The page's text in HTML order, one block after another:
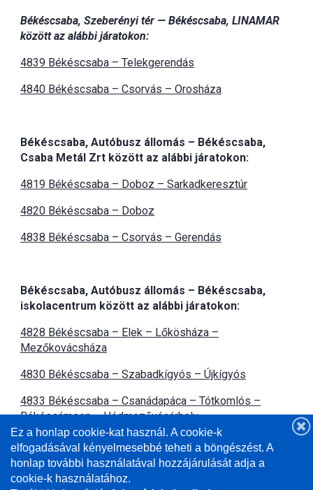
Békéscsaba, Szeberényi tér — Békéscsaba, LINAMAR
között az alábbi járatokon:
4839 Békéscsaba – Telekgerendás
4840 Békéscsaba – Csorvás – Orosháza
Békéscsaba, Autóbusz állomás – Békéscsaba,
Csaba Metál Zrt között az alábbi járatokon:
4819 Békéscsaba – Doboz – Sarkadkeresztúr
4820 Békéscsaba – Doboz
4838 Békéscsaba – Csorvás – Gerendás
Békéscsaba, Autóbusz állomás – Békéscsaba,
iskolacentrum között az alábbi járatokon:
4828 Békéscsaba – Elek – Lőkösháza –
Mezőkovácsháza
4830 Békéscsaba – Szabadkígyós – Újkígyós
4833 Békéscsaba – Csanádapáca – Tótkomlós –
Békéssámson – Hódmezővásárhely
4839 Békéscsaba – Telekgerendás
4840 Békéscsaba – Csorvás – Orosháza
Ez a honlap cookie-kat használ. A cookie-k
elfogadásával kényelmesebbé teheti a böngészést. A
honlap további használatával hozzájárulását adja a
cookie-k használatához.